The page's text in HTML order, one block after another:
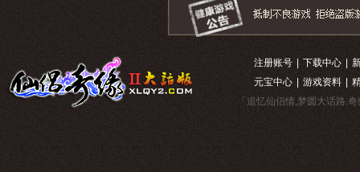
注册账号 下载中心
元宝中心
游戏资料
「追忆仙侣情,梦圆大话路.